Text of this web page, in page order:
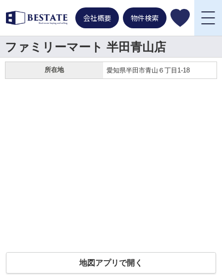
会社概要 物件検索
ファミリーマート 半田青山店
所在地 愛知県半田市青山６丁目1-18
地図アプリで開く